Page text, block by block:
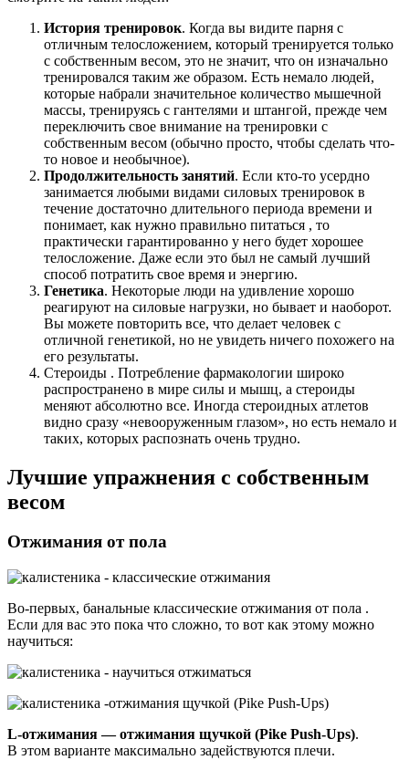
История тренировок. Когда вы видите парня с
отличным телосложением, который тренируется только
с собственным весом, это не значит, что он изначально
тренировался таким же образом. Есть немало людей,
которые набрали значительное количество мышечной
массы, тренируясь с гантелями и штангой, прежде чем
переключить свое внимание на тренировки с
собственным весом (обычно просто, чтобы сделать что-
то новое и необычное).
Продолжительность занятий. Если кто-то усердно
занимается любыми видами силовых тренировок в
течение достаточно длительного периода времени и
понимает, как нужно правильно питаться , то
практически гарантированно у него будет хорошее
телосложение. Даже если это был не самый лучший
способ потратить свое время и энергию.
Генетика. Некоторые люди на удивление хорошо
реагируют на силовые нагрузки, но бывает и наоборот.
Вы можете повторить все, что делает человек с
отличной генетикой, но не увидеть ничего похожего на
его результаты.
Стероиды . Потребление фармакологии широко
распространено в мире силы и мышц, а стероиды
меняют абсолютно все. Иногда стероидных атлетов
видно сразу «невооруженным глазом», но есть немало и
таких, которых распознать очень трудно.
Лучшие упражнения с собственным
весом
Отжимания от пола
Во-первых, банальные классические отжимания от пола .
Если для вас это пока что сложно, то вот как этому можно
научиться:
L-отжимания — отжимания щучкой (Pike Push-Ups).
В этом варианте максимально задействуются плечи.